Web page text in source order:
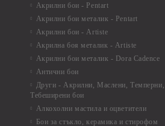
Акрилни бои - Pentart
Акрилни бои металик - Pentart
Акрилни бои - Artiste
Акрилна боя металик - Artiste
Акрилни бои металик - Dora Cadence
Антични бои
Други - Акрилни, Маслени, Темперни,
Тебеширени бои
Алкохолни мастила и оцветители
Бои за стъкло, керамика и стирофом